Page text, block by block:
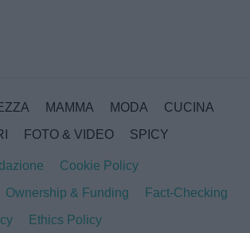
MAMMA MODA
CUCINA
FOTO & VIDEO SPICY
Cookie Policy
Ownership & Funding
Fact-Checking
Ethics Policy